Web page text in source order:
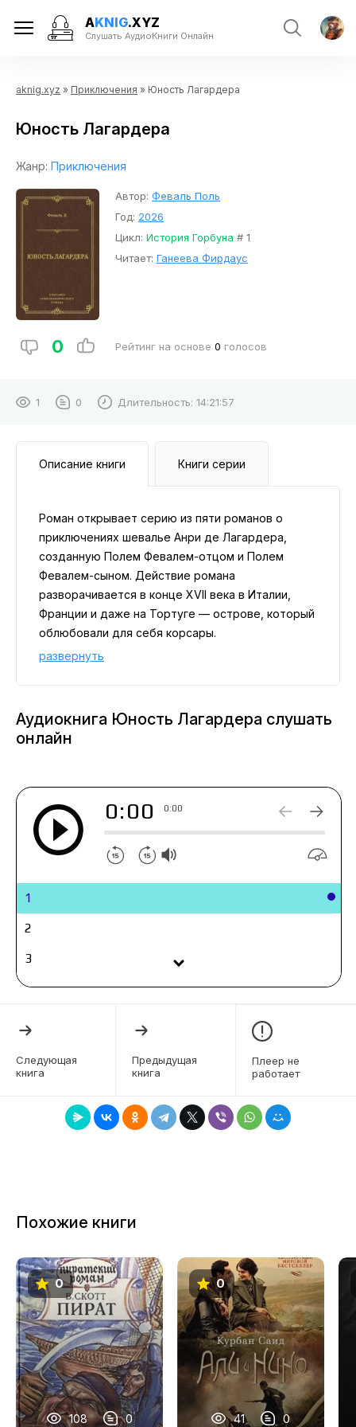
AKNIG.XYZ
Слушать АудиоКниги Онлайн
aknig.xyz » Приключения » Юность Лагардера
Юность Лагардера
Жанр: Приключения
Автор: Феваль Поль
Год: 2026
Цикл: История Горбуна # 1
Читает: Ганеева Фирдаус
0 Рейтинг на основе 0 голосов
1 0 Длительность: 14:21:57
Описание книги Книги серии
Роман открывает серию из пяти романов о
приключениях шевалье Анри де Лагардера,
созданную Полем Февалем-отцом и Полем
Февалем-сыном. Действие романа
разворачивается в конце XVII века в Италии,
Франции и даже на Тортуге — острове, который
облюбовали для себя корсары.
развернуть
Аудиокнига Юность Лагардера слушать
онлайн
0:00 0:00
1
2
3
4
7
12
13
14
15
16
17
18
Следующая
книга
Предыдущая
книга
Плеер не
работает
Похожие книги
0
108 0
0
41 0